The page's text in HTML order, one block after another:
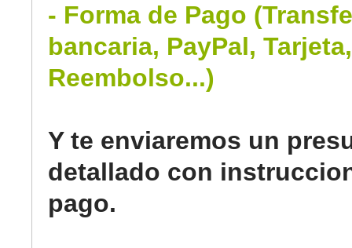
- Forma de Pago
bancaria, PayPal,
Reembolso...)
Y te enviaremos un
detallado con
pago.